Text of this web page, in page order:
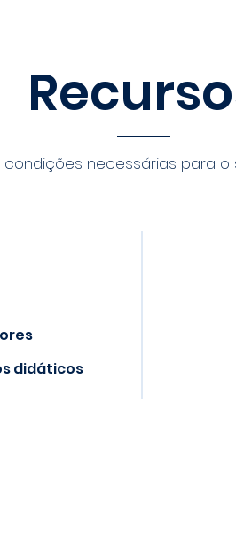
condições necessárias para
didáticos